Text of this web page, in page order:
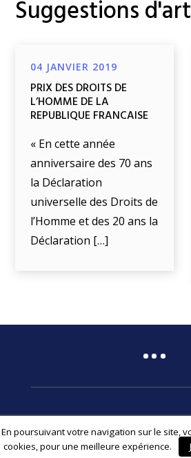
Suggestions
04 JANVIER 2019
PRIX DES DROITS DE
L’HOMME DE LA
REPUBLIQUE FRANCAISE
« En cette année
anniversaire des 70 ans
la Déclaration
universelle des Droits de
l’Homme et des 20 ans la
Déclaration […]
© 2026 Fédération Associative La
En poursuivant votre navigation sur le site,
cookies, pour une meilleure expérience.